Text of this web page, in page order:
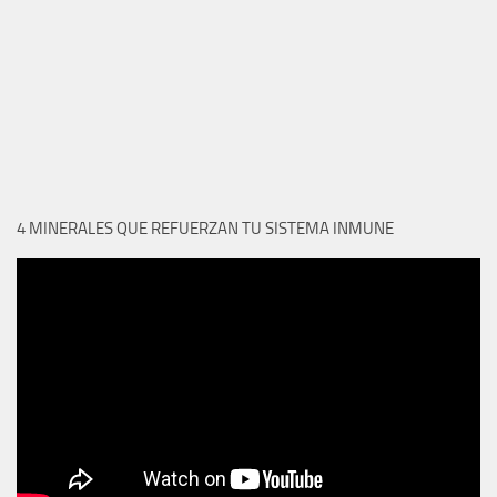
4 MINERALES QUE REFUERZAN TU SISTEMA INMUNE